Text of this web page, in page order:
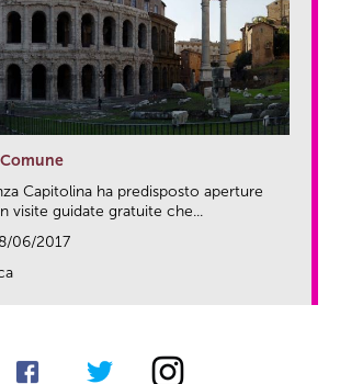
Capitolina ha predisposto aperture
visite guidate gratuite che...
06/2017